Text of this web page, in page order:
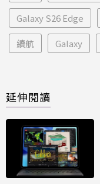
Galaxy S26 Edge
續航 Galaxy
延伸閱讀